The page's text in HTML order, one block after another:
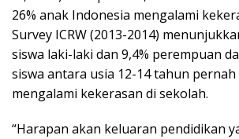
26% anak Indonesia mengalami
Survey ICRW (2013-2014)
siswa laki-laki dan 9,4% perempuan
siswa antara usia 12-14 tahun pernah
mengalami kekerasan di sekolah.
“Harapan akan keluaran pendidikan